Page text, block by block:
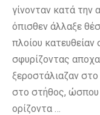
γίνονταν κατά
όπισθεν άλλαξε
πλοίου κατευθείαν
σφυρίζοντας
ξεροστάλιαζαν
στο στήθος, ώσπου
ορίζοντα …